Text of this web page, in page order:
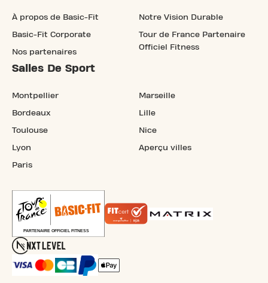
À propos de Basic-Fit
Basic-Fit Corporate
Nos partenaires
Notre Vision Durable
Tour de France Partenaire
Officiel Fitness
Salles De Sport
Montpellier
Bordeaux
Toulouse
Lyon
Paris
Marseille
Lille
Nice
Aperçu villes